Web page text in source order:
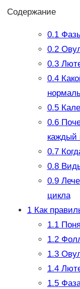
Содержание
0.1
0.2
0.3
0.4
0.5
0.6
каждый
0.7
0.8
0.9
цикла
1Как
1.1
1.2
1.3
1.4
1.5